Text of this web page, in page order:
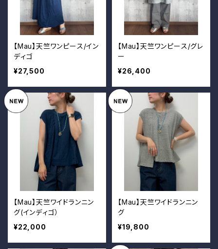
【Mau】天竺ワンピース/イン
ディゴ
¥27,500
【Mau】天竺ワンピース/グレ
ー
¥26,400
【Mau】天竺ワイドランニン
グ(インディゴ）
¥22,000
【Mau】天竺ワイドランニン
グ
¥19,800